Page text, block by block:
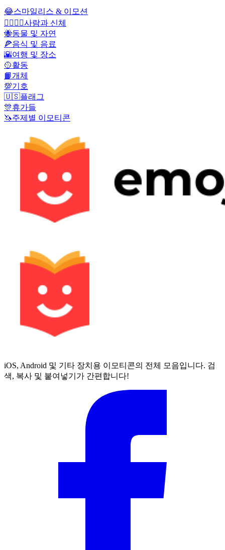
😂스마일리스 & 이모션
👩‍❤️‍💋‍👨사람과 신체
🐝동물 및 자연
🍕음식 및 음료
🌇여행 및 장소
🥎활동
📙개체
💯기호
🇺🇸플래그
🎊휴가들
🦄주제별 이모티콘
iOS, Android 및 기타 장치용 이모티콘의 전체 모음입니다. 검
색, 복사 및 붙여넣기가 간편합니다!